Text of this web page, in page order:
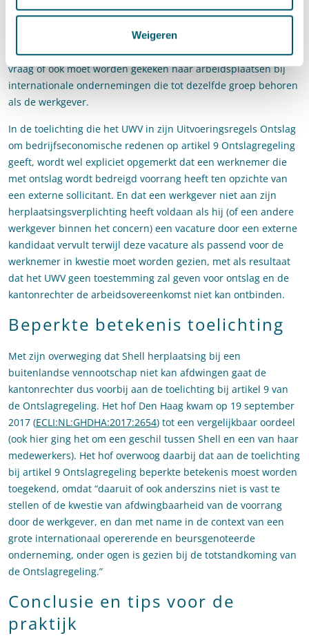
Weigeren
groep behoren moet worden gekeken om te kunnen
beoordelen of de werknemer in een passende functie kan
worden herplaatst. De Ontslagregeling zegt niets over de
vraag of ook moet worden gekeken naar arbeidsplaatsen bij
internationale ondernemingen die tot dezelfde groep behoren
als de werkgever.
In de toelichting die het UWV in zijn Uitvoeringsregels Ontslag
om bedrijfseconomische redenen op artikel 9 Ontslagregeling
geeft, wordt wel expliciet opgemerkt dat een werknemer die
met ontslag wordt bedreigd voorrang heeft ten opzichte van
een externe sollicitant. En dat een werkgever niet aan zijn
herplaatsingsverplichting heeft voldaan als hij (of een andere
werkgever binnen het concern) een vacature door een externe
kandidaat vervult terwijl deze vacature als passend voor de
werknemer in kwestie moet worden gezien, met als resultaat
dat het UWV geen toestemming zal geven voor ontslag en de
kantonrechter de arbeidsovereenkomst niet kan ontbinden.
Beperkte betekenis toelichting
Met zijn overweging dat Shell herplaatsing bij een
buitenlandse vennootschap niet kan afdwingen gaat de
kantonrechter dus voorbij aan de toelichting bij artikel 9 van
de Ontslagregeling. Het hof Den Haag kwam op 19 september
2017 (ECLI:NL:GHDHA:2017:2654) tot een vergelijkbaar oordeel
(ook hier ging het om een geschil tussen Shell en een van haar
medewerkers). Het hof overwoog daarbij dat aan de toelichting
bij artikel 9 Ontslagregeling beperkte betekenis moest worden
toegekend, omdat “daaruit of ook anderszins niet is vast te
stellen of de kwestie van afdwingbaarheid van de voorrang
door de werkgever, en dan met name in de context van een
grote internationaal opererende en beursgenoteerde
onderneming, onder ogen is gezien bij de totstandkoming van
de Ontslagregeling.”
Conclusie en tips voor de
praktijk